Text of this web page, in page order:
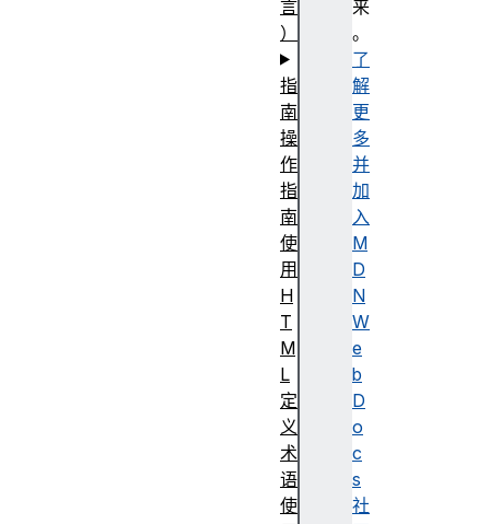
来
。
了
解
更
多
并
加
入
M
D
N
W
e
b
D
o
c
s
社
言
）
指
南
操
作
指
南
使
用
H
T
M
L
定
义
术
语
使